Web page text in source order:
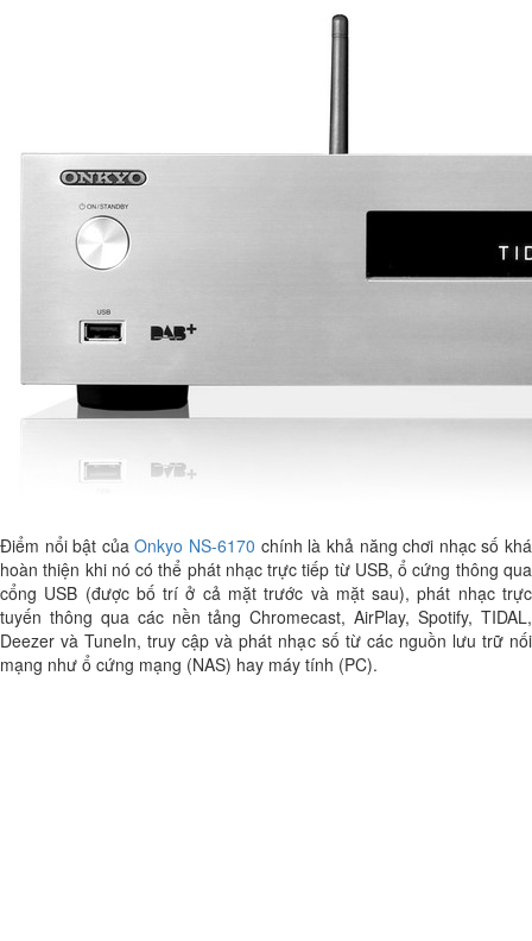
Điểm nổi bật củaOnkyo NS-6170 chính là khả năng chơi nhạc số khá
hoàn thiện khi nó có thể phát nhạc trực tiếp từ USB, ổ cứng thông qua
cổng USB (được bố trí ở cả mặt trước và mặt sau), phát nhạc trực
tuyến thông qua các nền tảng Chromecast, AirPlay, Spotify, TIDAL,
Deezer và TuneIn, truy cập và phát nhạc số từ các nguồn lưu trữ nối
mạng như ổ cứng mạng (NAS) hay máy tính (PC).